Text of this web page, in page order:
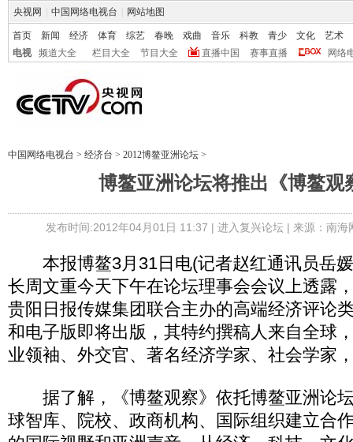
央视网 中国网络电视台 网站地图
首页 新闻 经济 体育 综艺 春晚 戏曲 音乐 科教 青少 文化
艺术
电视
频道大全 栏目大全 节目大全 直播中国 赛事直播 网络
中国网络电视台 > 经济台 > 2012博鳌亚洲论坛 >
博鳌亚洲论坛将推出《博鳌观
发布时间:2012年04月01日 11:37 | 进入复兴论坛 | 来源：南
本报博鳌3月31日电(记者赵红通讯员岳媛
长周文重今天下午在论坛理事会会议上透露
贵阳日报传媒集团联合主办的高端经济评论
和电子版即将出版，其特约撰稿人来自全球
业领袖、外交官、著名经济学家、社会学家
据了解，《博鳌观察》依托博鳌亚洲论
球智库、院校、政商机构、国际组织建立合